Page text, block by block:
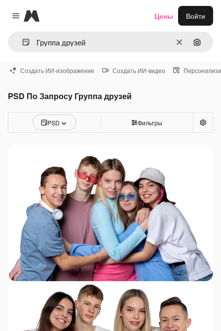
Close menu
Magnific
ОчиститьПоиск
Цены Войти
Создать ИИ-изображение Создать ИИ-видео
PSD По Запросу Группа друзей
PSD Фильтры